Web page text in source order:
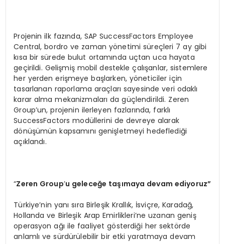
Projenin ilk fazında, SAP SuccessFactors Employee
Central, bordro ve zaman yönetimi süreçleri 7 ay gibi
kısa bir sürede bulut ortamında uçtan uca hayata
geçirildi. Gelişmiş mobil destekle çalışanlar, sistemlere
her yerden erişmeye başlarken, yöneticiler için
tasarlanan raporlama araçları sayesinde veri odaklı
karar alma mekanizmaları da güçlendirildi. Zeren
Group’un, projenin ilerleyen fazlarında, farklı
SuccessFactors modüllerini de devreye alarak
dönüşümün kapsamını genişletmeyi hedeflediği
açıklandı.
“Zeren Group’u geleceğe taşımaya devam ediyoruz”
Türkiye’nin yanı sıra Birleşik Krallık, İsviçre, Karadağ,
Hollanda ve Birleşik Arap Emirlikleri’ne uzanan geniş
operasyon ağı ile faaliyet gösterdiği her sektörde
anlamlı ve sürdürülebilir bir etki yaratmaya devam